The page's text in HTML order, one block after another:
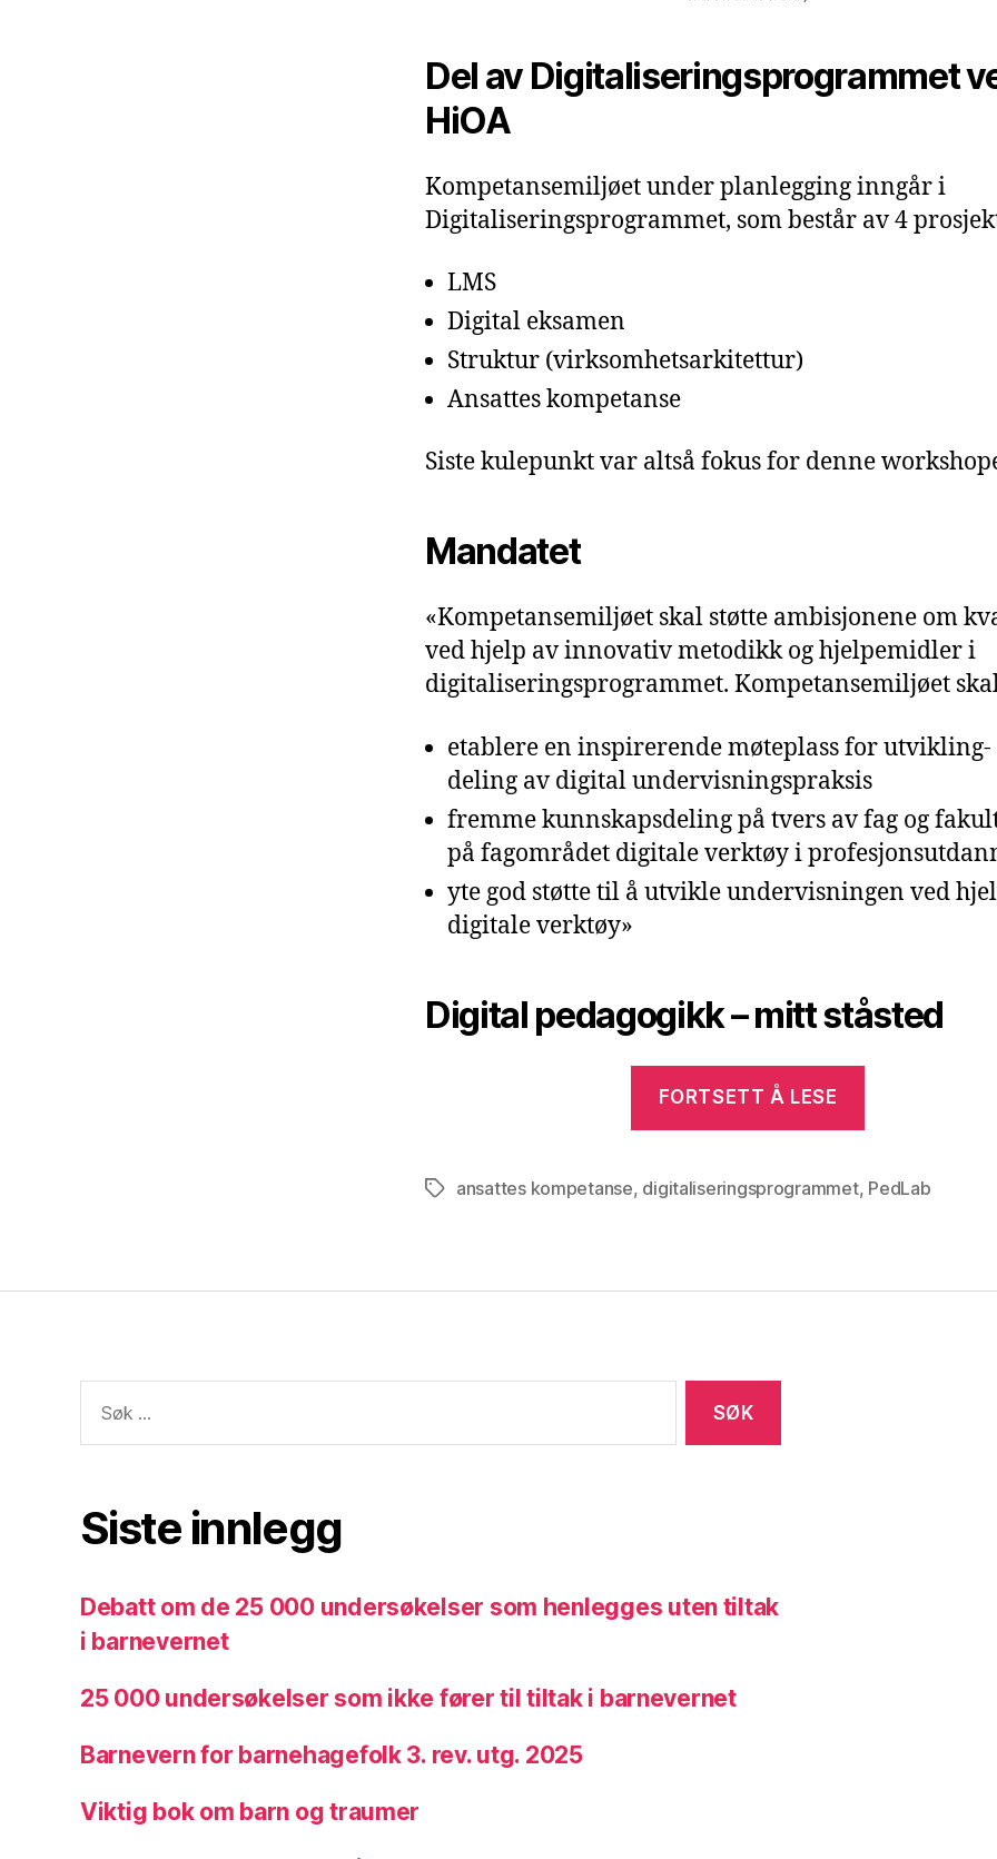
Del av Digitaliseringsprogrammet
HiOA
Kompetansemiljøet under planlegging inngår i
Digitaliseringsprogrammet, som består av 4
LMS
Digital eksamen
Struktur (virksomhetsarkitettur)
Ansattes kompetanse
Siste kulepunkt var altså fokus for denne
Mandatet
«Kompetansemiljøet skal støtte ambisjonene om
ved hjelp av innovativ metodikk og hjelpemidler i
digitaliseringsprogrammet. Kompetansemiljøet
etablere en inspirerende møteplass for utvikling-
deling av digital undervisningspraksis
fremme kunnskapsdeling på tvers av fag og
på fagområdet digitale verktøy i
yte god støtte til å utvikle undervisningen ved
digitale verktøy»
Digital pedagogikk – mitt ståsted
FORTSETT Å LESE
Stikkordansattes kompetanse, digitaliseringsprogrammet, PedLab
etter:
Siste innlegg
Debatt om de 25 000 undersøkelser som henlegges uten tiltak
i barnevernet
25 000 undersøkelser som ikke fører til tiltak i barnevernet
Barnevern for barnehagefolk 3. rev. utg. 2025
Viktig bok om barn og traumer